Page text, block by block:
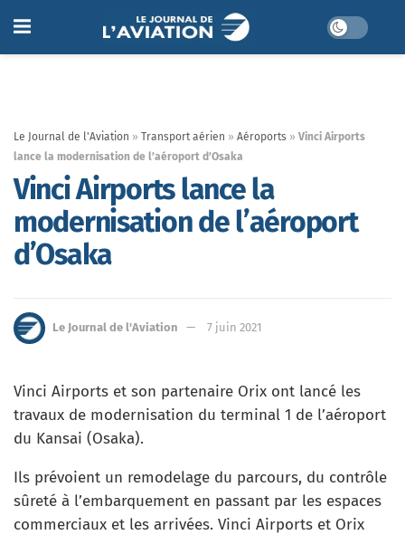
Le Journal de l'Aviation » Transport aérien » Aéroports » Vinci Airports
lance la modernisation de l’aéroport d’Osaka
Vinci Airports lance la
modernisation de l’aéroport
d’Osaka
Le Journal de l'Aviation 7 juin 2021
Vinci Airports et son partenaire Orix ont lancé les
travaux de modernisation du terminal 1 de l’aéroport
du Kansai (Osaka).
Ils prévoient un remodelage du parcours, du contrôle
sûreté à l’embarquement en passant par les espaces
commerciaux et les arrivées. Vinci Airports et Orix